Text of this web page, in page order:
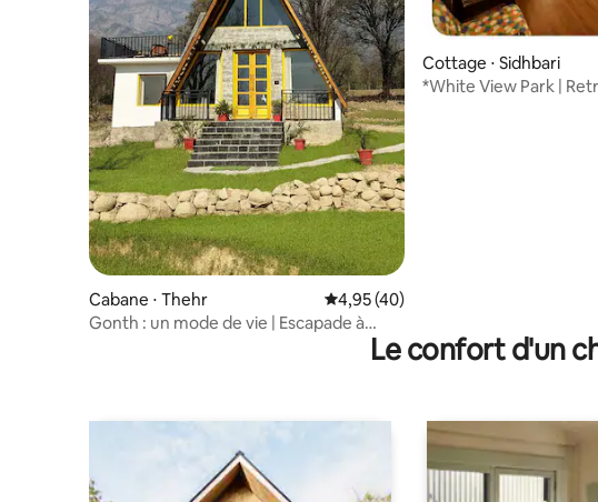
Cabane ⋅ Thehr Évaluation moyenne sur la base de
4,95 (40)
Gonth : un mode de vie | Escapade à
Cottage ⋅ Sidhbari
*White View Park |
Le confort d'un